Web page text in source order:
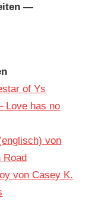
—
of Ys
Love has no
von
Road
von Casey K.